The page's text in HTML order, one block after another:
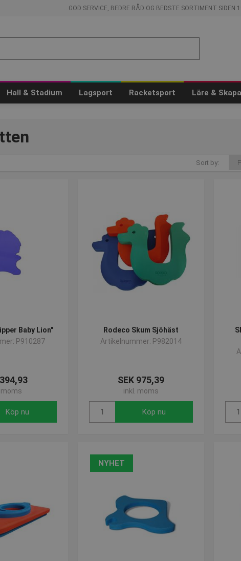
...GOD SERVICE, BEDRE RÅD OG BEDSTE SORTIMENT SIDEN
Hall & Stadium Lagsport Racketsport Läre & Skapa
Sort by:
Baby Lion"
P910287
moms
Köp nu
Rodeco Skum Sjöhäst
Artikelnummer: P982014
SEK 975,39
inkl. moms
Köp nu
NYHET